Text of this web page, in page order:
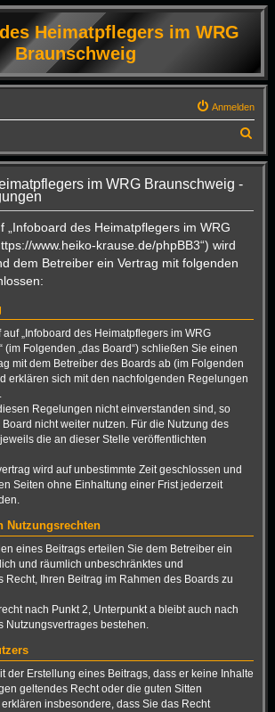
Heimatpflegers im WRG
Braunschweig
Anmelden
u
im WRG Braunschweig -
„Infoboard des Heimatpflegers im WRG
www.heiko-krause.de/phpBB3“) wird
dem Betreiber ein Vertrag mit folgenden
auf „Infoboard des Heimatpflegers im WRG
(im Folgenden „das Board“) schließen Sie einen
mit dem Betreiber des Boards ab (im Folgenden
erklären sich mit den nachfolgenden Regelungen
Regelungen nicht einverstanden sind, so
nicht weiter nutzen. Für die Nutzung des
die an dieser Stelle veröffentlichten
wird auf unbestimmte Zeit geschlossen und
Seiten ohne Einhaltung einer Frist jederzeit
Nutzungsrechten
eines Beitrags erteilen Sie dem Betreiber ein
und räumlich unbeschränktes und
Recht, Ihren Beitrag im Rahmen des Boards zu
nach Punkt 2, Unterpunkt a bleibt auch nach
Nutzungsvertrages bestehen.
der Erstellung eines Beitrags, dass er keine Inhalte
geltendes Recht oder die guten Sitten
insbesondere, dass Sie das Recht